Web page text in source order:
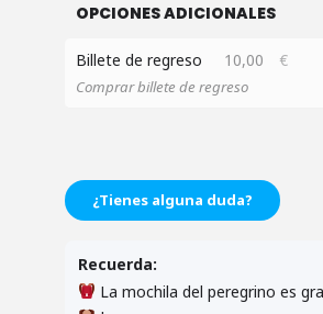
OPCIONES ADICIONALES
Billete de regreso 10,00 €
Comprar billete de regreso
¿Tienes alguna duda?
Recuerda:
La mochila del peregrino es